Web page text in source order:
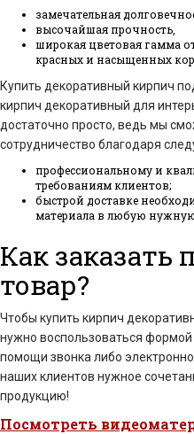
замечательная
высочайшая прочность,
широкая цветовая гамма
красных и насыщенных
Купить декоративный кирпич
кирпич декоративный для
достаточно просто, ведь мы
сотрудничество благодаря
профессиональному и
требованиям клиентов;
быстрой доставке
материала в любую
Как заказать
товар?
Чтобы купить кирпич
нужно воспользоваться формой
помощи звонка либо
наших клиентов нужное
продукцию!
Посмотреть